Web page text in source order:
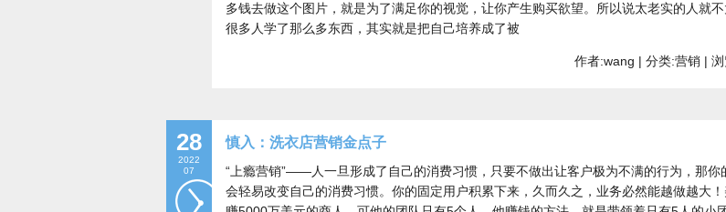
多钱去做这个图片，就是为了满足你的视觉，让你产生购买欲望。所以说太老实的人就不
很多人学了那么多东西，其实就是把自己培养成了被
作者:wang | 分类:营销 |
28
2022
07
慎入：洗衣店营销金点子
“上瘾营销”——人一旦形成了自己的消费习惯，只要不做出让客户极为不满的行为，那你
会轻易改变自己的消费习惯。你的固定用户积累下来，久而久之，业务必然能越做越大